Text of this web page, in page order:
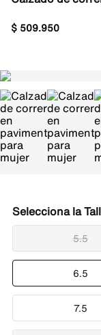
$ 509.950
5.5
6.5
7.5